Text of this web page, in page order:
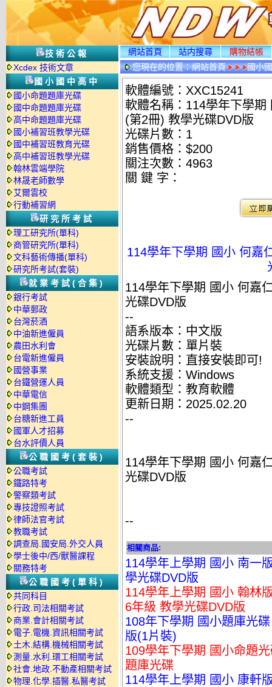
技術公報
Xcdex 技術文章
國小國中高中
國小命題題庫光碟
國中命題題庫光碟
高中命題題庫光碟
國小補習班教學光碟
國中補習班教育光碟
高中補習班教學光碟
翰林雲端學院
林晟老師數學
艾爾雲校
行動補習網
研究所考試
理工研究所(單科)
商管研究所(單科)
文科藝術傳播(單科)
研究所考試(套裝)
就業考試(合集)
銀行考試
中華郵政
台灣菸酒
中油新進僱員
農田水利會
台電新進僱員
國營事業
台鐵營運人員
中華電信
中鋼集團
台糖新進工員
國軍人才招募
台水評價人員
公職國考(套裝)
公職考試
鐵路特考
警察類考試
專技證照考試
律師法官考試
教職考試
調查局.國安局.外交人員
學士後中/西/獸醫課程
關務特考
公職國考(單科)
共同科目
行政.司法相關考試
商業.會計相關考試
電子.電機.資訊相關考試
土木.結構.機械相關考試
測量.水利.環工相關考試
社會.地政.不動產相關考試
物理.化學.插醫.私醫考試
網站首頁 站内搜尋
購物結帳
您現在的位置：網站首頁 國小
軟體編號：XXC15241
軟體名稱：114學年下學
(第2冊) 教學光碟DVD版
光碟片數：1
銷售價格：$200
關注次數： 4963
關 鍵 字：
114學年下學期 國小 何嘉
114學年下學期 國小 何嘉
光碟DVD版
--
語系版本：中文版
光碟片數：單片裝
安裝說明：直接安裝即可!
系統支援：Windows
軟體類型：教育軟體
更新日期：2025.02.20
--
114學年下學期 國小 何嘉
光碟DVD版
--
相關商品:
114學年上學期 國小 南一
學光碟DVD版
114學年上學期 國小 翰林
6年級 教學光碟DVD版
108年下學期 國小題庫光
版(1片裝)
109學年下學期 國小命題
題庫光碟
114學年上學期 國小 康軒